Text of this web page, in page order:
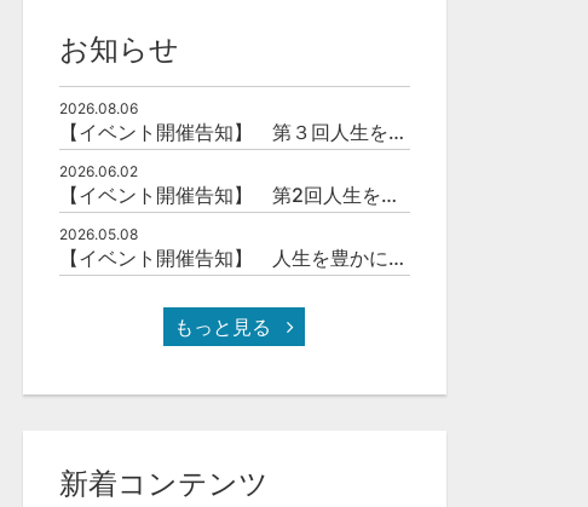
¥5,000
お知らせ
2026.08.06
【イベント開催告知】 第３回人生を豊かにする「本の力」を学ぶ会
2026.06.02
【イベント開催告知】 第2回人生を豊かにする「本の力」を学ぶ会
2026.05.08
【イベント開催告知】 人生を豊かにする「本の力」を学ぶ会
もっと見る
新着コンテンツ